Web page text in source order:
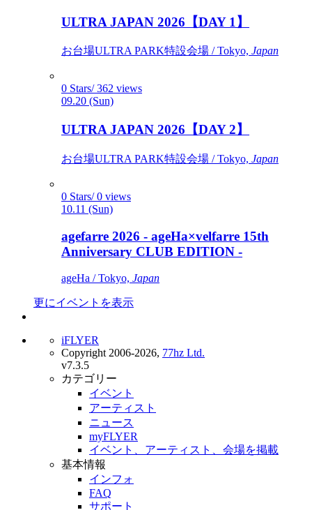
ULTRA JAPAN 2026【DAY 1】
お台場ULTRA PARK特設会場 / Tokyo, Japan
0 Stars/ 362 views
09.20 (Sun)
ULTRA JAPAN 2026【DAY 2】
お台場ULTRA PARK特設会場 / Tokyo, Japan
0 Stars/ 0 views
10.11 (Sun)
agefarre 2026 - ageHa×velfarre 15th
Anniversary CLUB EDITION -
ageHa / Tokyo, Japan
更にイベントを表示
iFLYER
Copyright 2006-2026, 77hz Ltd.
v7.3.5
カテゴリー
イベント
アーティスト
ニュース
myFLYER
イベント、アーティスト、会場を掲載
基本情報
インフォ
FAQ
サポート